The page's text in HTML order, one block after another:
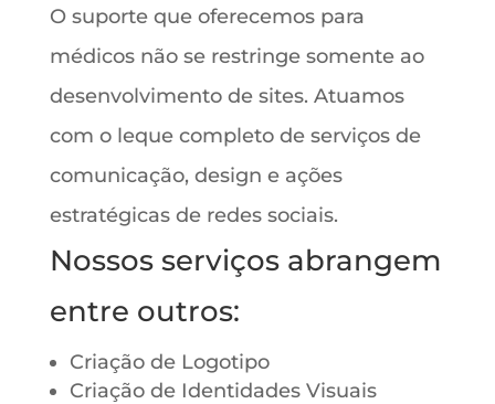
O suporte que oferecemos para
médicos não se restringe somente ao
desenvolvimento de sites. Atuamos
com o leque completo de serviços de
comunicação, design e ações
estratégicas de redes sociais.
Nossos serviços abrangem
entre outros:
Criação de Logotipo
Criação de Identidades Visuais